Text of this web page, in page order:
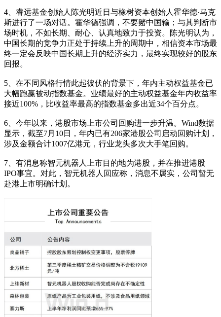
4、睿远基金创始人陈光明近日与橡树资本创始人霍华德·马克
斯进行了一场对话。霍华德强调，不要赌中国输；与其判断市
场时机，不如长期、耐心、认真地致力于投资。陈光明认为，
中国长期的竞争力正处于持续上升的周期中，相信资本市场最
终一定会反映中国长期上升的经济实力，最终实现较好的股东
回报。
5、在不同风格行情此起彼伏的背景下，年内主动权益基金已
大幅跑赢被动指数基金。业绩最好的主动权益基金年内收益率
接近100%，比收益率最高的指数基金多出近34个百分点。
6、今年以来，港股市场上市公司回购进一步升温。Wind数据
显示，截至7月10日，年内已有206家港股公司启动回购计划，
涉及金额合计1007亿港元，行业龙头多次大手笔回购。
7、有消息称智元机器人上市目的地为港股，并在推进港股
IPO事宜。对此，智元机器人回应称，消息不属实，公司暂无
赴港上市明确计划。